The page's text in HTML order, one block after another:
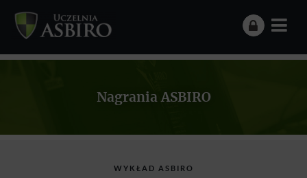
Nagrania ASBIRO
WYKŁAD ASBIRO